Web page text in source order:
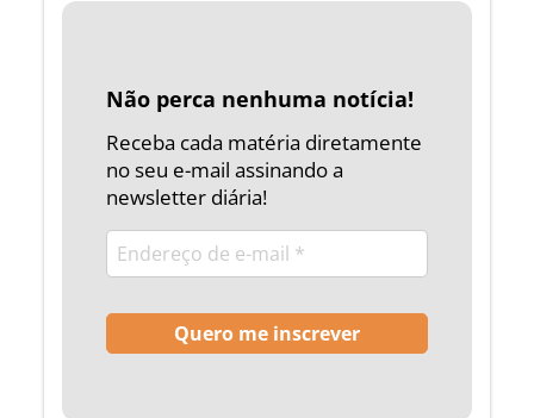
Não perca nenhuma notícia!
Receba cada matéria diretamente
no seu e-mail assinando a
newsletter diária!